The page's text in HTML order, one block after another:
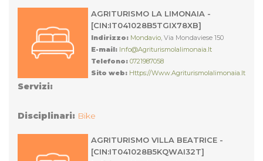
AGRITURISMO LA LIMONAIA -
[CIN:IT041028B5TGIX78XB]
Indirizzo: Mondavio, Via Mondaviese 150
E-mail: Info@agriturismolalimonaia.it
Telefono: 0721987058
Sito web: Https://www.agriturismolalimonaia.it
Servizi:
Disciplinari: Bike
AGRITURISMO VILLA BEATRICE -
[CIN:IT041028B5KQWAI32T]